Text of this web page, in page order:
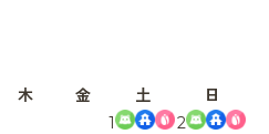
木 金 土
日
1
2